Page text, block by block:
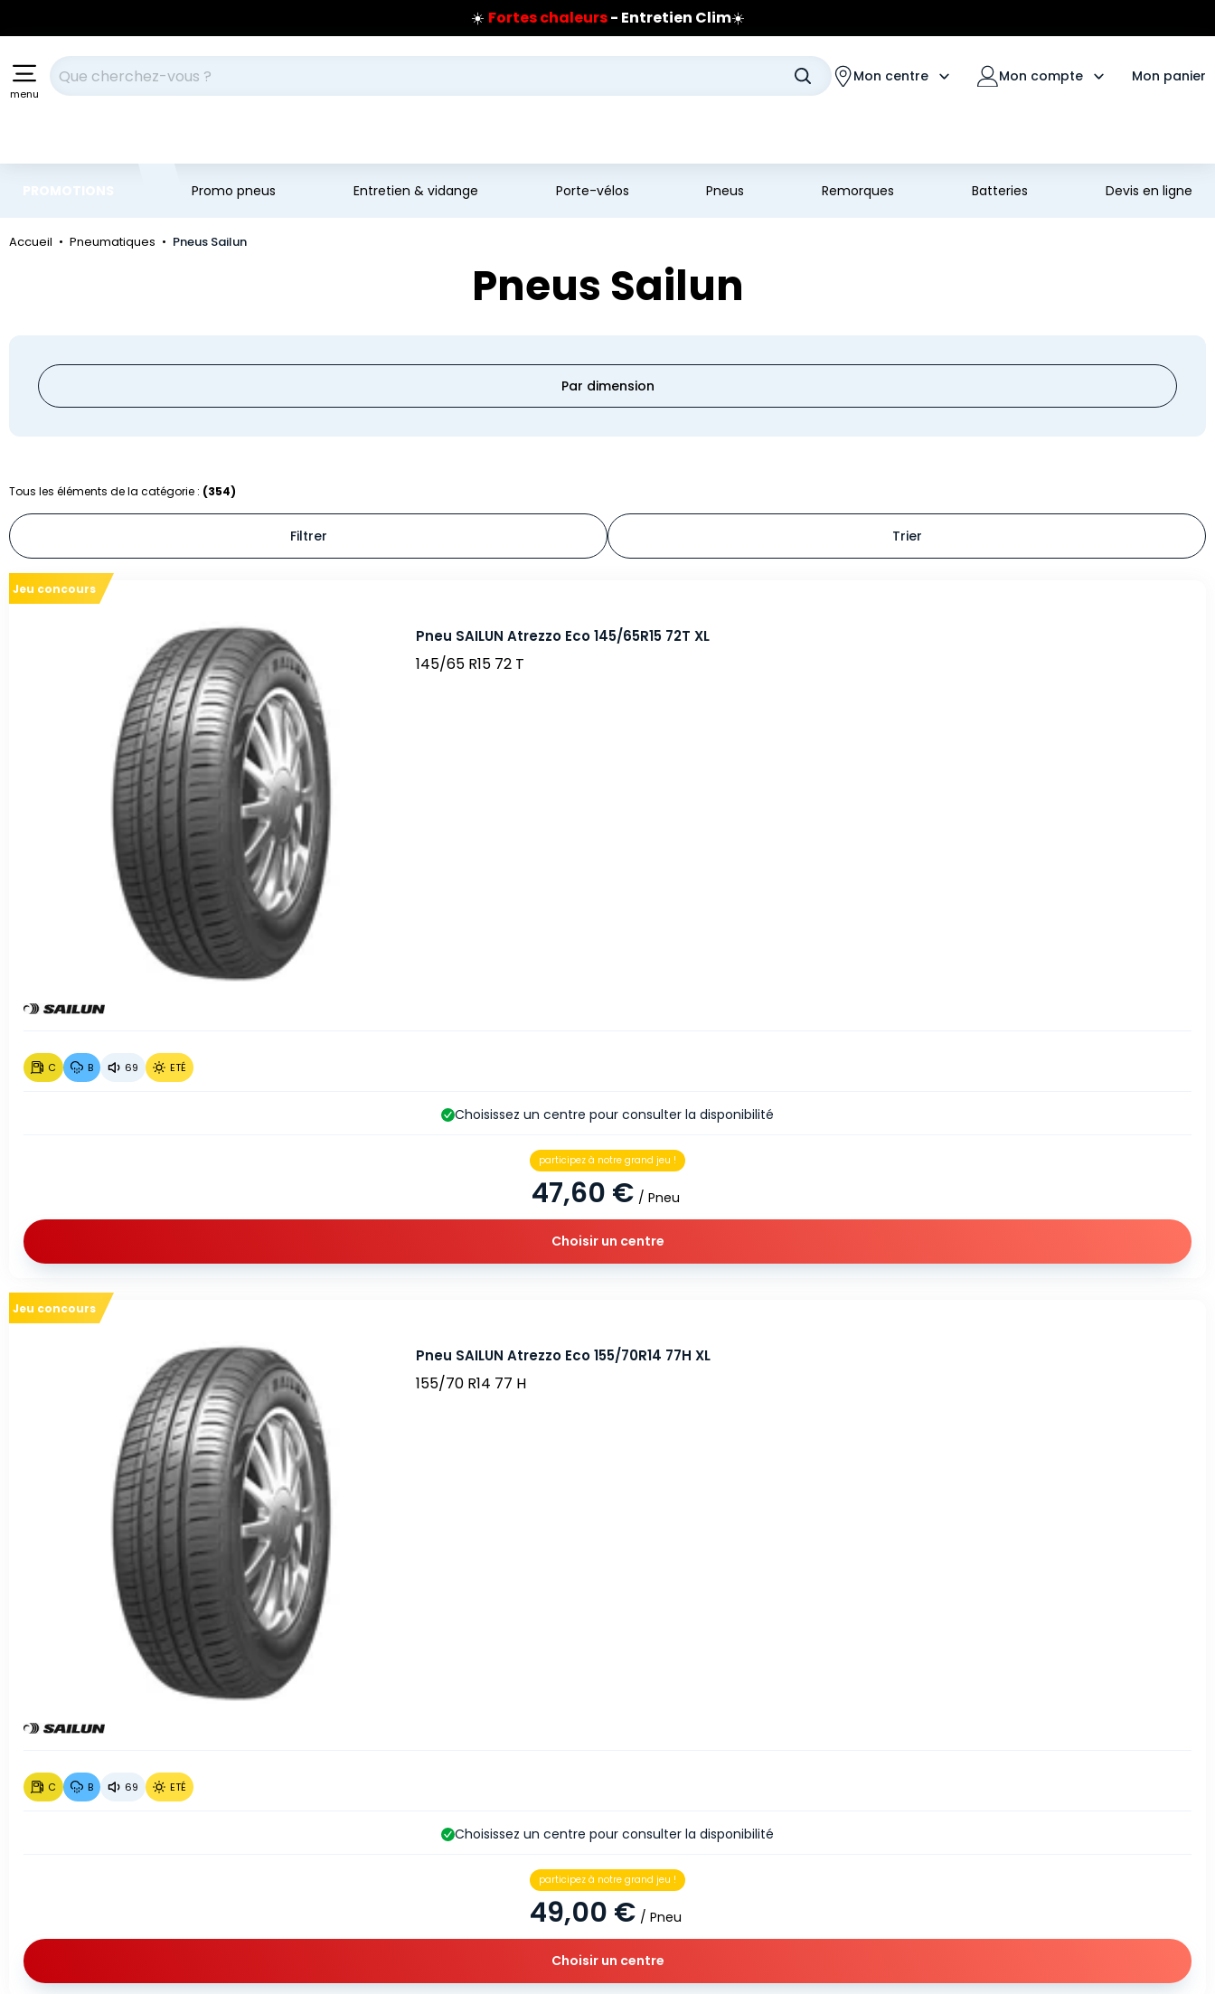
☀️ Fortes chaleurs - Entretien Clim
☀️
Prix coûtant pneus Bridgestone
sur les pneus Bridgestone
menu
Votre recherche Mon centre Mon compte Mon panier
Promo pneus Entretien & vidange Porte-vélos Pneus Remorques Batteries Devis en ligne
Accueil Pneumatiques Pneus Sailun
Pneus Sailun
Par dimension
Tous les éléments de la catégorie : (354)
Filtrer Trier
Jeu concours
Pneu SAILUN Atrezzo Eco 145/65R15 72T XL
145/65 R15 72 T
C B 69 ETÉ
47,60 € / Pneu
participez à notre grand jeu !
Choisissez un centre pour consulter la disponibilité
Choisir un centre
Jeu concours
Pneu SAILUN Atrezzo Eco 155/70R14 77H XL
155/70 R14 77 H
C B 69 ETÉ
49,00 € / Pneu
participez à notre grand jeu !
Choisissez un centre pour consulter la disponibilité
Choisir un centre